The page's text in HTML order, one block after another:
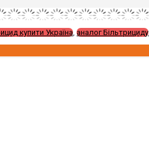
купити Україна аналог Більтрициду